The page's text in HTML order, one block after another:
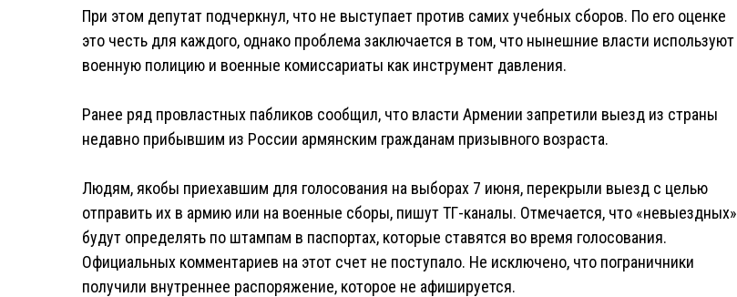
При этом депутат подчеркнул, что не выступает против самих учебных сборов. По его оценке
это честь для каждого, однако проблема заключается в том, что нынешние власти используют
военную полицию и военные комиссариаты как инструмент давления.
Ранее ряд провластных пабликов сообщил, что власти Армении запретили выезд из страны
недавно прибывшим из России армянским гражданам призывного возраста.
Людям, якобы приехавшим для голосования на выборах 7 июня, перекрыли выезд с целью
отправить их в армию или на военные сборы, пишут ТГ-каналы. Отмечается, что «невыездных»
будут определять по штампам в паспортах, которые ставятся во время голосования.
Официальных комментариев на этот счет не поступало. Не исключено, что пограничники
получили внутреннее распоряжение, которое не афишируется.